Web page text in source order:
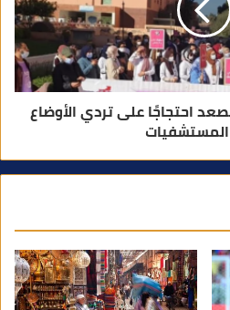
احتجاجًا على تردي الأوضاع